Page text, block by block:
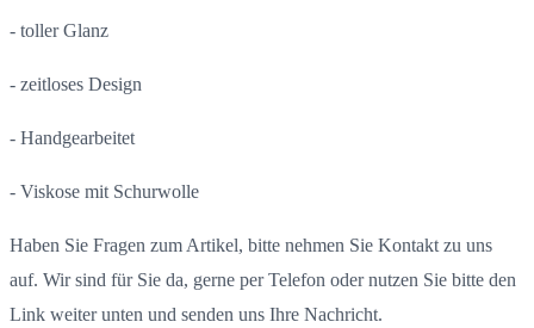
- toller Glanz
- zeitloses Design
- Handgearbeitet
- Viskose mit Schurwolle
Haben Sie Fragen zum Artikel, bitte nehmen Sie Kontakt zu uns
auf. Wir sind für Sie da, gerne per Telefon oder nutzen Sie bitte den
Link weiter unten und senden uns Ihre Nachricht.